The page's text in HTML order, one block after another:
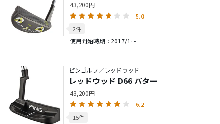
43,200円
5.0
2件
使用開始時期：2017/1～
ピンゴルフ／レッドウッド
レッドウッド D66 パター
43,200円
6.2
15件